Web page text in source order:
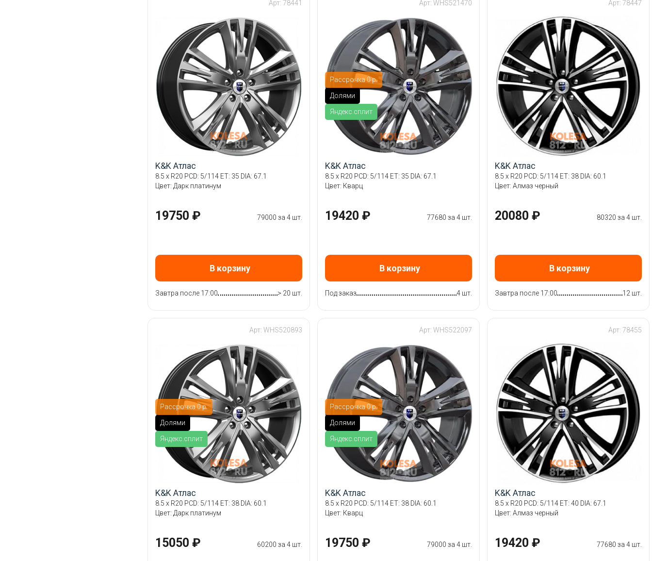
Арт: 78441
K&K Атлас
8.5 x R20 PCD: 5/114 ET: 35 DIA: 67.1
Цвет: Дарк платинум
19750 ₽ 79000 за 4 шт.
В корзину
Завтра после 17:00 > 20 шт.
Рассрочка 0 р.
Долями
Яндекс.сплит
Арт: WHS521470
K&K Атлас
8.5 x R20 PCD: 5/114 ET: 35 DIA: 67.1
Цвет: Кварц
19420 ₽ 77680 за 4 шт.
В корзину
Под заказ 4 шт.
Арт: 78447
K&K Атлас
8.5 x R20 PCD: 5/114 ET: 38 DIA: 60.1
Цвет: Алмаз черный
20080 ₽ 80320 за 4 шт.
В корзину
Завтра после 17:00 12 шт.
Рассрочка 0 р.
Долями
Яндекс.сплит
Арт: WHS520893
K&K Атлас
8.5 x R20 PCD: 5/114 ET: 38 DIA: 60.1
Цвет: Дарк платинум
15050 ₽ 60200 за 4 шт.
Рассрочка 0 р.
Долями
Яндекс.сплит
Арт: WHS522097
K&K Атлас
8.5 x R20 PCD: 5/114 ET: 38 DIA: 60.1
Цвет: Кварц
19750 ₽ 79000 за 4 шт.
Арт: 78455
K&K Атлас
8.5 x R20 PCD: 5/114 ET: 40 DIA: 67.1
Цвет: Алмаз черный
19420 ₽ 77680 за 4 шт.